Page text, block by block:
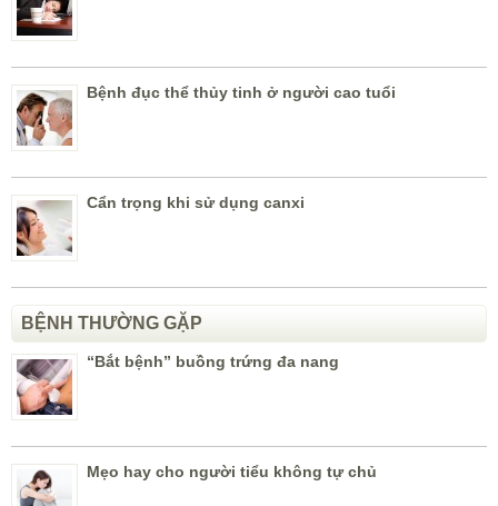
Bệnh đục thể thủy tinh ở người cao tuổi
Cẩn trọng khi sử dụng canxi
BỆNH THƯỜNG GẶP
“Bắt bệnh” buồng trứng đa nang
Mẹo hay cho người tiểu không tự chủ